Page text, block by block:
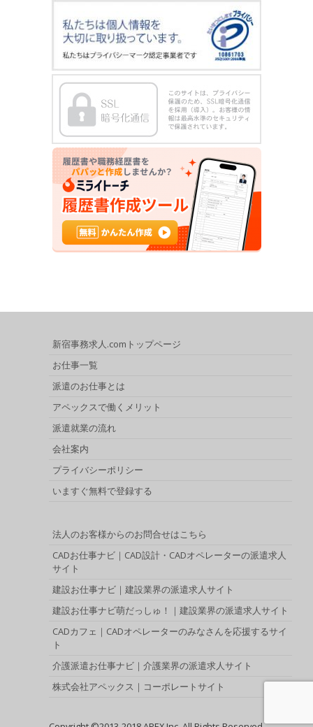
新宿事務求人.comトップページ
お仕事一覧
派遣のお仕事とは
アペックスで働くメリット
派遣就業の流れ
会社案内
プライバシーポリシー
いますぐ無料で登録する
法人のお客様からのお問合せはこちら
CADお仕事ナビ｜CAD設計・CADオペレーターの派遣求人
サイト
建設お仕事ナビ｜建設業界の派遣求人サイト
建設お仕事ナビ萌だっしゅ！｜建設業界の派遣求人サイト
CADカフェ｜CADオペレーターのみなさんを応援するサイ
ト
介護派遣お仕事ナビ｜介護業界の派遣求人サイト
株式会社アペックス｜コーポレートサイト